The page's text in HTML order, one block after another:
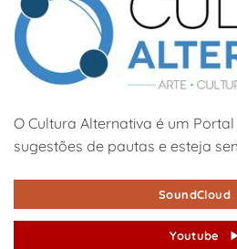
O Cultura Alternativa é um
sugestões de pautas e esteja
SoundCloud
Youtube